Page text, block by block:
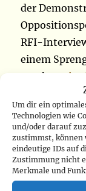
Um dir ein
Technologien wie
und/oder darauf
zustimmst, können
eindeutige IDs auf
Zustimmung nicht
Merkmale und
der
RFI-
einem
wurde.
Veröffentlicht
am
17. Juni 2026